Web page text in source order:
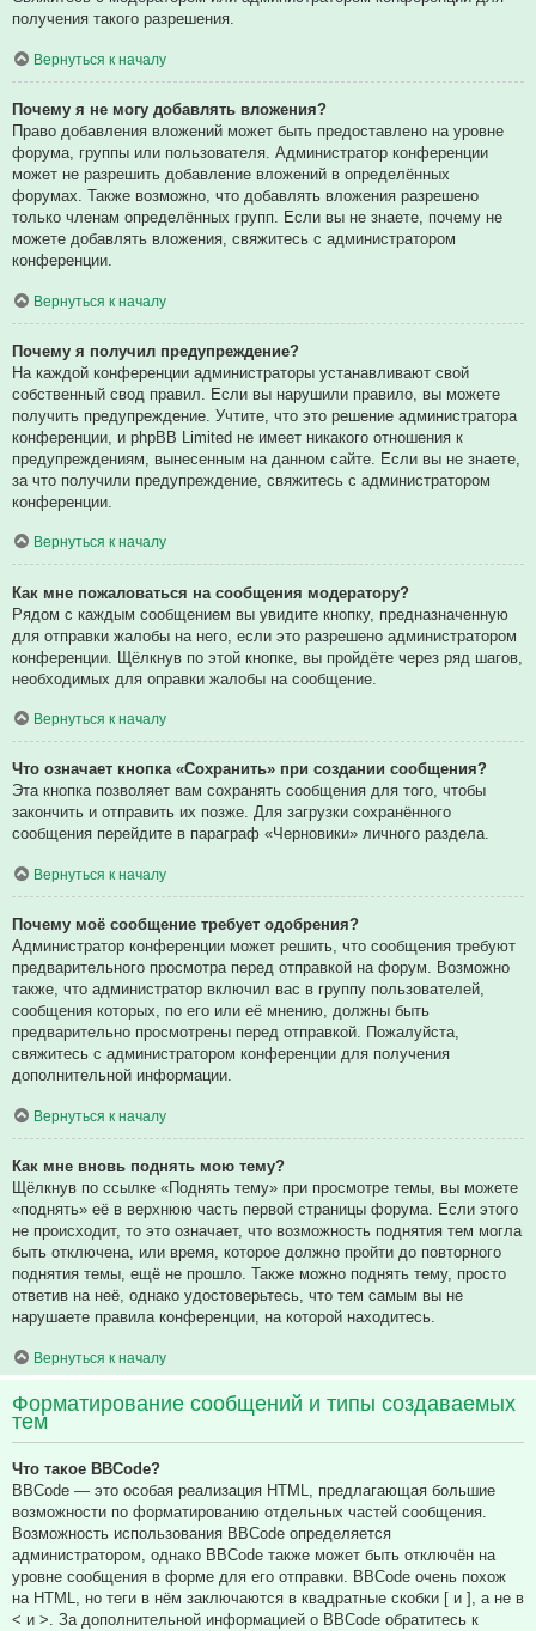
получения такого разрешения.
Вернуться к началу
Почему я не могу добавлять вложения?
Право добавления вложений может быть предоставлено на уровне
форума, группы или пользователя. Администратор конференции
может не разрешить добавление вложений в определённых
форумах. Также возможно, что добавлять вложения разрешено
только членам определённых групп. Если вы не знаете, почему не
можете добавлять вложения, свяжитесь с администратором
конференции.
Вернуться к началу
Почему я получил предупреждение?
На каждой конференции администраторы устанавливают свой
собственный свод правил. Если вы нарушили правило, вы можете
получить предупреждение. Учтите, что это решение администратора
конференции, и phpBB Limited не имеет никакого отношения к
предупреждениям, вынесенным на данном сайте. Если вы не знаете,
за что получили предупреждение, свяжитесь с администратором
конференции.
Вернуться к началу
Как мне пожаловаться на сообщения модератору?
Рядом с каждым сообщением вы увидите кнопку, предназначенную
для отправки жалобы на него, если это разрешено администратором
конференции. Щёлкнув по этой кнопке, вы пройдёте через ряд шагов,
необходимых для оправки жалобы на сообщение.
Вернуться к началу
Что означает кнопка «Сохранить» при создании сообщения?
Эта кнопка позволяет вам сохранять сообщения для того, чтобы
закончить и отправить их позже. Для загрузки сохранённого
сообщения перейдите в параграф «Черновики» личного раздела.
Вернуться к началу
Почему моё сообщение требует одобрения?
Администратор конференции может решить, что сообщения требуют
предварительного просмотра перед отправкой на форум. Возможно
также, что администратор включил вас в группу пользователей,
сообщения которых, по его или её мнению, должны быть
предварительно просмотрены перед отправкой. Пожалуйста,
свяжитесь с администратором конференции для получения
дополнительной информации.
Вернуться к началу
Как мне вновь поднять мою тему?
Щёлкнув по ссылке «Поднять тему» при просмотре темы, вы можете
«поднять» её в верхнюю часть первой страницы форума. Если этого
не происходит, то это означает, что возможность поднятия тем могла
быть отключена, или время, которое должно пройти до повторного
поднятия темы, ещё не прошло. Также можно поднять тему, просто
ответив на неё, однако удостоверьтесь, что тем самым вы не
нарушаете правила конференции, на которой находитесь.
Вернуться к началу
Форматирование сообщений и типы создаваемых
тем
Что такое BBCode?
BBCode — это особая реализация HTML, предлагающая большие
возможности по форматированию отдельных частей сообщения.
Возможность использования BBCode определяется
администратором, однако BBCode также может быть отключён на
уровне сообщения в форме для его отправки. BBCode очень похож
на HTML, но теги в нём заключаются в квадратные скобки [ и ], а не в
< и >. За дополнительной информацией о BBCode обратитесь к